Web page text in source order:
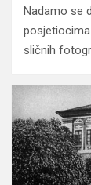
Nadamo se
sličnih